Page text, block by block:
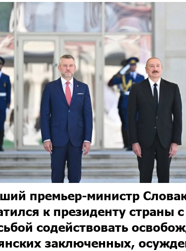
премьер-министр
к президенту страны с
содействовать
заключенных,